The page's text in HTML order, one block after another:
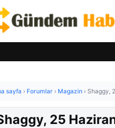
sayfa › Forumlar › Magazin › Shaggy,
25